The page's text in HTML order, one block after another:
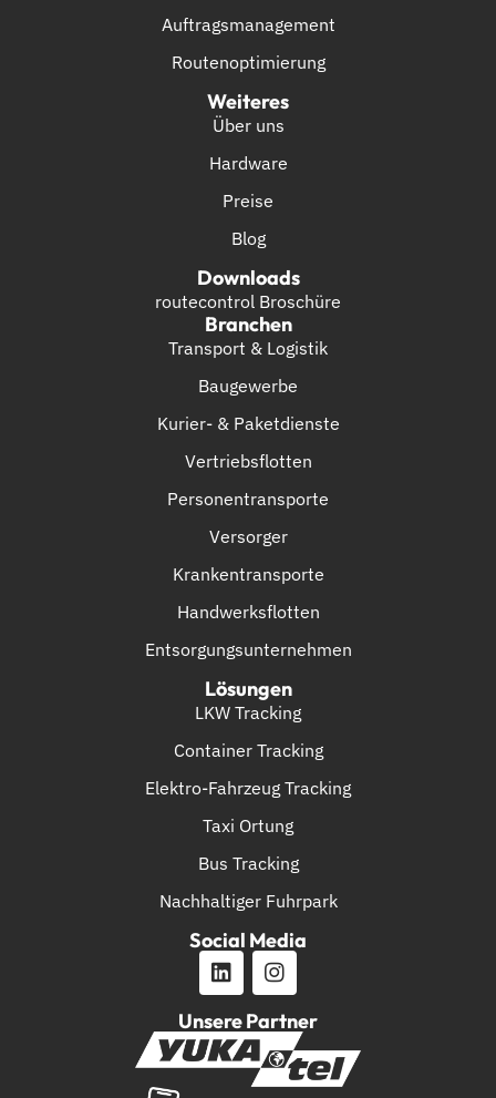
Auftragsmanagement
Routenoptimierung
Weiteres
Über uns
Hardware
Preise
Blog
Downloads
routecontrol Broschüre
Branchen
Transport & Logistik
Baugewerbe
Kurier- & Paketdienste
Vertriebsflotten
Personentransporte
Versorger
Krankentransporte
Handwerksflotten
Entsorgungsunternehmen
Lösungen
LKW Tracking
Container Tracking
Elektro-Fahrzeug Tracking
Taxi Ortung
Bus Tracking
Nachhaltiger Fuhrpark
Social Media
Unsere Partner